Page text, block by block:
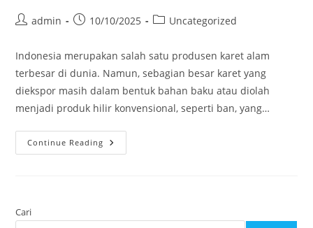
Postadmin
Post10/10/2025
PostUncategorized
Indonesia merupakan salah satu produsen karet alam
terbesar di dunia. Namun, sebagian besar karet yang
diekspor masih dalam bentuk bahan baku atau diolah
menjadi produk hilir konvensional, seperti ban, yang…
Continue Reading Meningkatkan
Nilai
Ban
Cari